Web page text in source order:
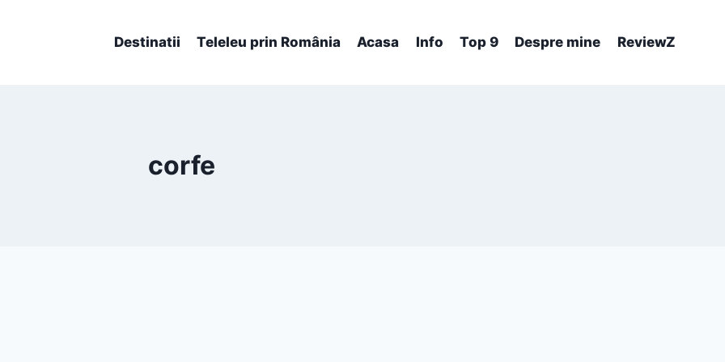
Destinatii Teleleu prin România Acasa Info Top 9 Despre mine ReviewZ
corfe